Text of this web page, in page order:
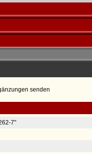
senden
7"